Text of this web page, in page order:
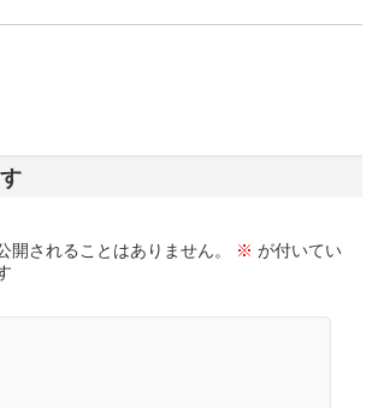
開されることはありません。 ※ が付いてい